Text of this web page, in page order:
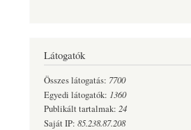
Látogatók
Összes látogatás: 7700
Egyedi látogatók: 1360
Publikált tartalmak: 24
Saját IP: 85.238.87.208